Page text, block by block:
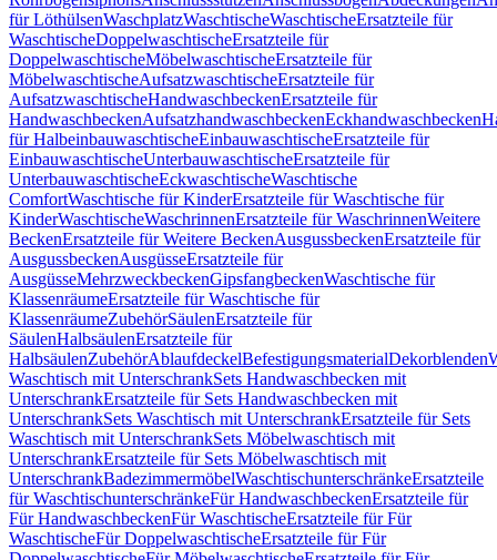
für LöthülsenWaschplatzWaschtischeWaschtischeErsatzteile für
WaschtischeDoppelwaschtischeErsatzteile für
DoppelwaschtischeMöbelwaschtischeErsatzteile für
MöbelwaschtischeAufsatzwaschtischeErsatzteile für
AufsatzwaschtischeHandwaschbeckenErsatzteile für
HandwaschbeckenAufsatzhandwaschbeckenEckhandwaschbecken
für HalbeinbauwaschtischeEinbauwaschtischeErsatzteile für
EinbauwaschtischeUnterbauwaschtischeErsatzteile für
UnterbauwaschtischeEckwaschtischeWaschtische
ComfortWaschtische für KinderErsatzteile für Waschtische für
KinderWaschtischeWaschrinnenErsatzteile für WaschrinnenWeitere
BeckenErsatzteile für Weitere BeckenAusgussbeckenErsatzteile für
AusgussbeckenAusgüsseErsatzteile für
AusgüsseMehrzweckbeckenGipsfangbeckenWaschtische für
KlassenräumeErsatzteile für Waschtische für
KlassenräumeZubehörSäulenErsatzteile für
SäulenHalbsäulenErsatzteile für
HalbsäulenZubehörAblaufdeckelBefestigungsmaterialDekorblenden
Waschtisch mit UnterschrankSets Handwaschbecken mit
UnterschrankErsatzteile für Sets Handwaschbecken mit
UnterschrankSets Waschtisch mit UnterschrankErsatzteile für Sets
Waschtisch mit UnterschrankSets Möbelwaschtisch mit
UnterschrankErsatzteile für Sets Möbelwaschtisch mit
UnterschrankBadezimmermöbelWaschtischunterschränkeErsatzteile
für WaschtischunterschränkeFür HandwaschbeckenErsatzteile für
Für HandwaschbeckenFür WaschtischeErsatzteile für Für
WaschtischeFür DoppelwaschtischeErsatzteile für Für